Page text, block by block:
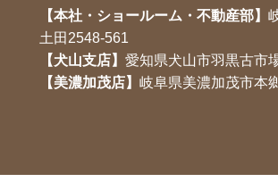
【本社・ショールーム・不動産部】
土田2548-561
【犬山支店】愛知県犬山市羽黒古市
【美濃加茂店】岐阜県美濃加茂市本